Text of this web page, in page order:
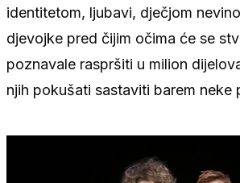
identitetom, ljubavi, dječjom
djevojke pred čijim očima će se
poznavale raspršiti u milion
njih pokušati sastaviti barem neke